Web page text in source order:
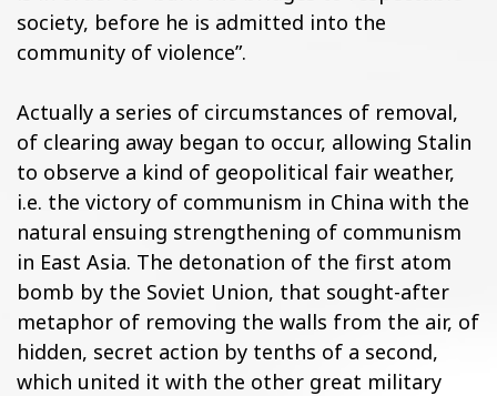
society, before he is admitted into the
community of violence”.
Actually a series of circumstances of removal,
of clearing away began to occur, allowing Stalin
to observe a kind of geopolitical fair weather,
i.e. the victory of communism in China with the
natural ensuing strengthening of communism
in East Asia. The detonation of the first atom
bomb by the Soviet Union, that sought-after
metaphor of removing the walls from the air, of
hidden, secret action by tenths of a second,
which united it with the other great military